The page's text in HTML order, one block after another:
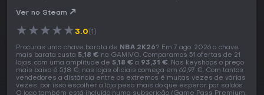
Ver no Steam
★★★★★3.0(1)
Procuras uma chave barata de NBA 2K26? Em 7 ago. 2026 a chave
mais barata custa 5,18 € na GAMIVO. Comparamos 51 ofertas de 21
lojas, com uma amplitude de 5,18 € a 93,31 €. Nas keyshops o preço
mais baixo é 5,18 €, nas lojas oficiais começa em 62,97 €. Com tantos
vendedores a distância entre os extremos é muitas vezes de várias
vezes, por isso escolher a loja pesa mais do que esperar por saldos.
O jogo também está incluído numa subscrição (Game Pass Premium,